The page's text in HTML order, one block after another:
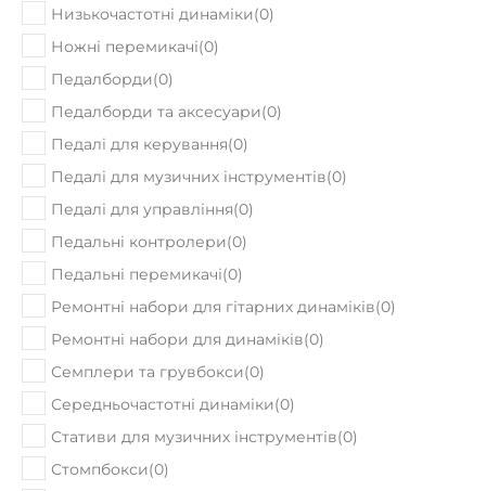
Низькочастотні динаміки(0)
Ножні перемикачі(0)
Педалборди(0)
Педалборди та аксесуари(0)
Педалі для керування(0)
Педалі для музичних інструментів(0)
Педалі для управління(0)
Педальні контролери(0)
Педальні перемикачі(0)
Ремонтні набори для гітарних динаміків(0)
Ремонтні набори для динаміків(0)
Семплери та грувбокси(0)
Середньочастотні динаміки(0)
Стативи для музичних інструментів(0)
Стомпбокси(0)